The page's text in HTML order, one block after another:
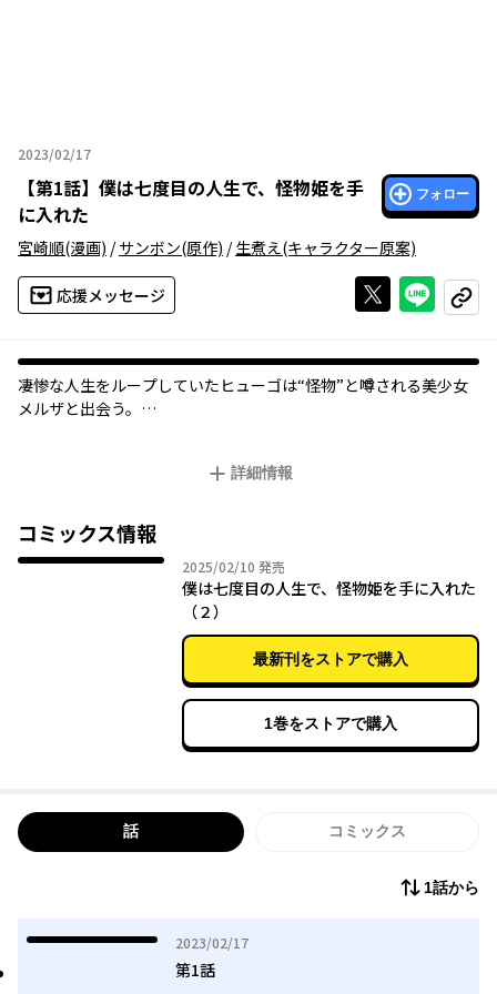
2023/02/17
2023年02月17日
【第1話】 僕は七度目の人生で、怪物姫を手
に入れた
フォロー
宮崎順(漫画) /サンボン(原作) /生煮え(キャラクター原案)
応援メッセージ Xで投稿する
ライン
コピー
凄惨な人生をループしていたヒューゴは“怪物”と噂される美少女
メルザと出会う。
詳細情報
コミックス情報
2025/02/10 2025年02月10日
発売
僕は七度目の人生で、怪物姫を手に入れた
（２）
最新刊をストアで購入
1巻をストアで購入
話 コミックス
1話から
2023/02/17
2023年02月17日
第1話